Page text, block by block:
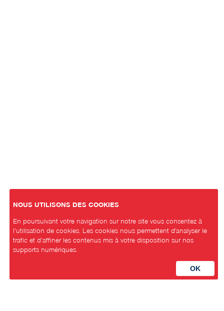
NOUS UTILISONS DES COOKIES
En poursuivant votre navigation sur notre site vous consentez à
l’utilisation de cookies. Les cookies nous permettent d'analyser le
trafic et d’affiner les contenus mis à votre disposition sur nos
supports numériques.